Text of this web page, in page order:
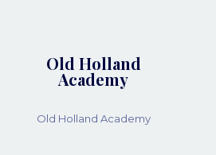
Old Holland
Academy
Old Holland Academy